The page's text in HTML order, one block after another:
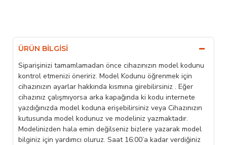
ÜRÜN BILGISI
Siparişinizi tamamlamadan önce cihazınızın model kodunu
kontrol etmenizi öneririz. Model Kodunu öğrenmek için
cihazınızın ayarlar hakkında kısmına girebilirsiniz . Eğer
cihazınız çalışmıyorsa arka kapağında ki kodu internete
yazdığınızda model koduna erişebilirsiniz veya Cihazınızın
kutusunda model kodunuz ve modeliniz yazmaktadır.
Modelinizden hala emin değilseniz bizlere yazarak model
bilginiz için yardımcı oluruz. Saat 16:00’a kadar verdiğiniz